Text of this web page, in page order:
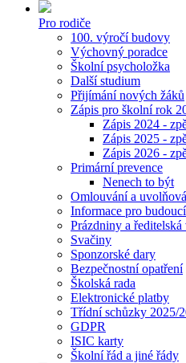
Pro rodiče
100. výročí budovy
Výchovný poradce
Školní psycholožka
Další studium
Přijímání nových žáků
Zápis pro školní rok
Zápis 2024 -
Zápis 2025 -
Zápis 2026 -
Primární prevence
Nenech to být
Omlouvání a
Informace pro
Prázdniny a ředitelská
Svačiny
Sponzorské dary
Bezpečnostní opatření
Školská rada
Elektronické platby
Třídní schůzky 2025/
GDPR
ISIC karty
Školní řád a jiné řády